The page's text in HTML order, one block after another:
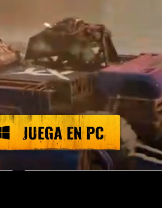
JUEGA EN PC